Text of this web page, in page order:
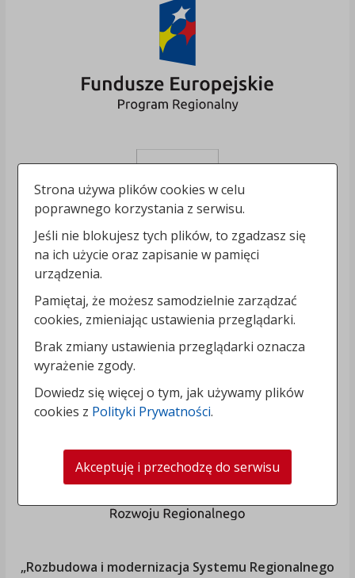
„Rozbudowa i modernizacja Systemu Regionalnego
Strona używa plików cookies w celu
poprawnego korzystania z serwisu.
Jeśli nie blokujesz tych plików, to zgadzasz się
na ich użycie oraz zapisanie w pamięci
urządzenia.
Pamiętaj, że możesz samodzielnie zarządzać
cookies, zmieniając ustawienia przeglądarki.
Brak zmiany ustawienia przeglądarki oznacza
wyrażenie zgody.
Dowiedz się więcej o tym, jak używamy plików
cookies z Polityki Prywatności.
Akceptuję i przechodzę do serwisu